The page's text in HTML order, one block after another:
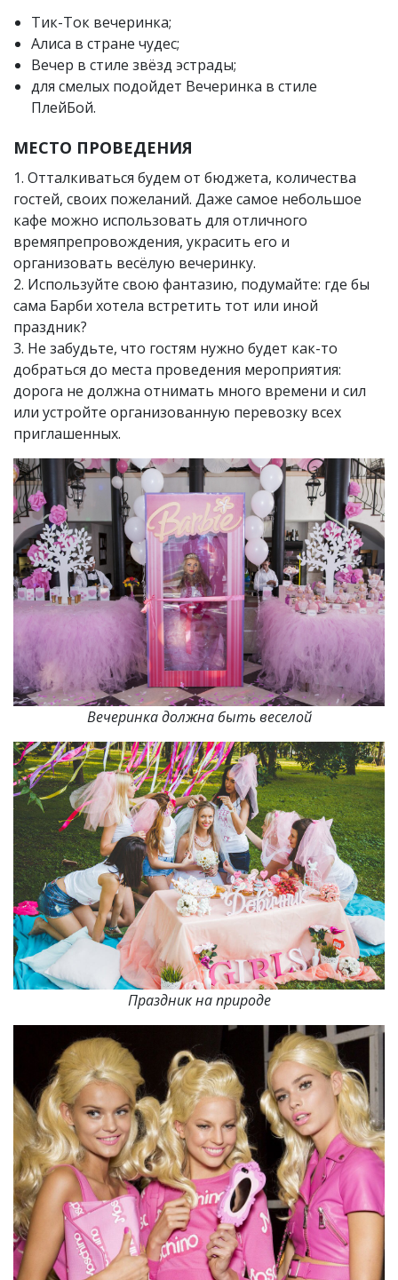
Тик-Ток вечеринка;
Алиса в стране чудес;
Вечер в стиле звёзд эстрады;
для смелых подойдет Вечеринка в стиле
ПлейБой.
МЕСТО ПРОВЕДЕНИЯ
1. Отталкиваться будем от бюджета, количества
гостей, своих пожеланий. Даже самое небольшое
кафе можно использовать для отличного
времяпрепровождения, украсить его и
организовать весёлую вечеринку.
2. Используйте свою фантазию, подумайте: где бы
сама Барби хотела встретить тот или иной
праздник?
3. Не забудьте, что гостям нужно будет как-то
добраться до места проведения мероприятия:
дорога не должна отнимать много времени и сил
или устройте организованную перевозку всех
приглашенных.
Вечеринка должна быть веселой
Праздник на природе